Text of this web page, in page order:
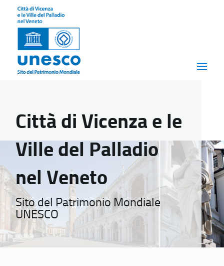
Città di Vicenza e le
Ville del Palladio
nel Veneto
Sito del Patrimonio Mondiale
UNESCO